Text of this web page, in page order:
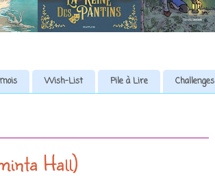
Wish-List Pile à Lire Challenges
Hall)